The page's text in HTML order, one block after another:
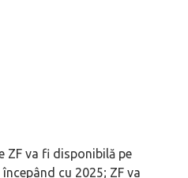
ZF va fi disponibilă pe
cu 2025; ZF va